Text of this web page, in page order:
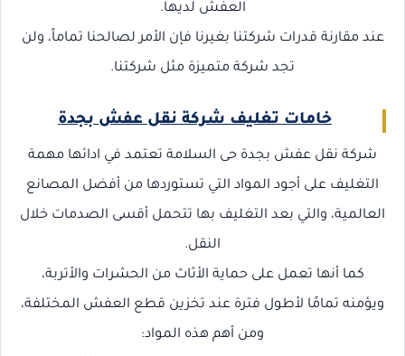
العفش لديها.
عند مقارنة قدرات شركتنا بغيرنا فإن الأمر لصالحنا تماماً، ولن
تجد شركة متميزة مثل شركتنا.
خامات تغليف شركة نقل عفش بجدة
شركة نقل عفش بجدة حى السلامة تعتمد في ادائها مهمة
التغليف على أجود المواد التي تستوردها من أفضل المصانع
العالمية، والتي بعد التغليف بها تتحمل أقسى الصدمات خلال
النقل.
كما أنها تعمل على حماية الأثاث من الحشرات والأتربة،
ويؤمنه تمامًا لأطول فترة عند تخزين قطع العفش المختلفة،
ومن أهم هذه المواد: